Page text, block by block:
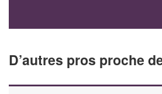
D’autres pros proche